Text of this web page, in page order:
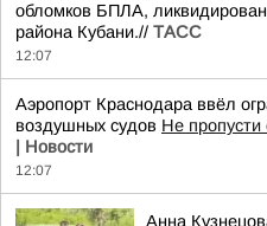
обломков БПЛА,
района Кубани.// ТАСС
12:07
Аэропорт Краснодара ввёл
воздушных судов Не
| Новости
12:07
Анна